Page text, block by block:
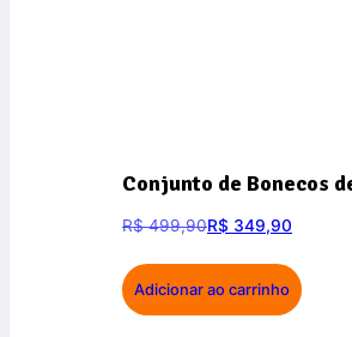
Conjunto de Bonecos
R$499,90R$ 349,90
Adicionar ao carrinho